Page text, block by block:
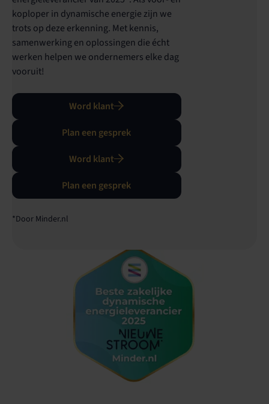
koploper in dynamische energie zijn we
trots op deze erkenning. Met kennis,
samenwerking en oplossingen die écht
werken helpen we ondernemers elke dag
vooruit!
Word klant
Plan een gesprek
Word klant
Plan een gesprek
*Door Minder.nl